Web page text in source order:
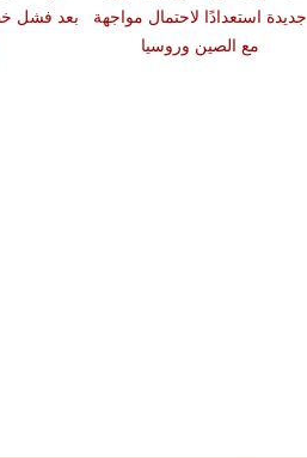
بعد فشل
جديدة استعدادًا لاحتمال مواجهة
مع الصين وروسيا